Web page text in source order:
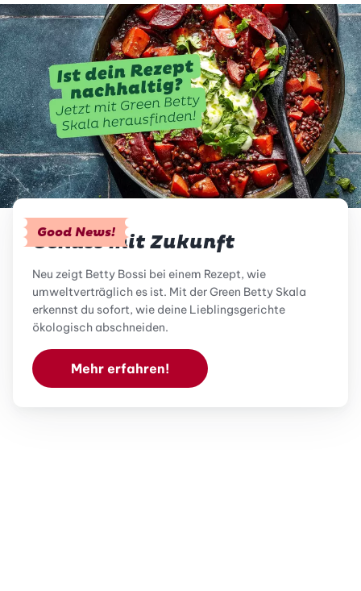
Good News!
Genuss mit Zukunft
Neu zeigt Betty Bossi bei einem Rezept, wie
umweltverträglich es ist. Mit der Green Betty Skala
erkennst du sofort, wie deine Lieblingsgerichte
ökologisch abschneiden.
Mehr erfahren!